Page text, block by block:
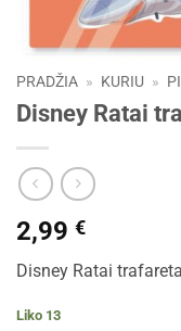
PRADŽIA » KURIU »
Disney Ratai
2,99 €
Disney Ratai
Liko 13